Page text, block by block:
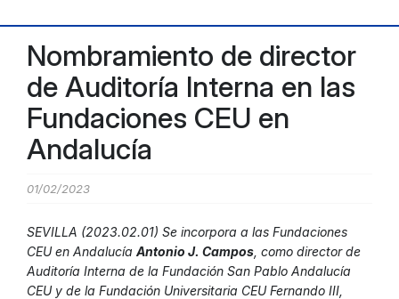
Nombramiento de director
de Auditoría Interna en las
Fundaciones CEU en
Andalucía
01/02/2023
SEVILLA (2023.02.01) Se incorpora a las Fundaciones
CEU en Andalucía Antonio J. Campos , como director de
Auditoría Interna de la Fundación San Pablo Andalucía
CEU y de la Fundación Universitaria CEU Fernando III,